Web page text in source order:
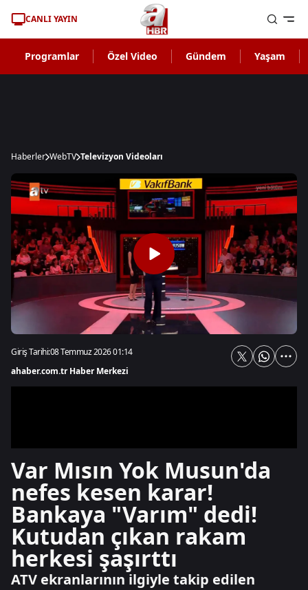
CANLI YAYIN
Programlar Özel Video Gündem Yaşam
Haberler WebTV Televizyon Videoları
Giriş Tarihi:08 Temmuz 2026 01:14
ahaber.com.tr Haber Merkezi
Var Mısın Yok Musun'da
nefes kesen karar!
Bankaya "Varım" dedi!
Kutudan çıkan rakam
herkesi şaşırttı
ATV ekranlarının ilgiyle takip edilen